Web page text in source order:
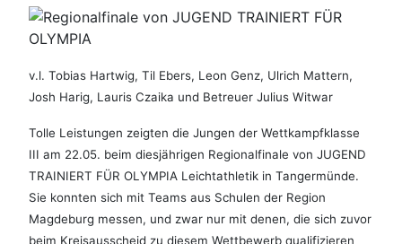
v.l. Tobias Hartwig, Til Ebers, Leon Genz, Ulrich Mattern,
Josh Harig, Lauris Czaika und Betreuer Julius Witwar
Tolle Leistungen zeigten die Jungen der Wettkampfklasse
III am 22.05. beim diesjährigen Regionalfinale von JUGEND
TRAINIERT FÜR OLYMPIA Leichtathletik in Tangermünde.
Sie konnten sich mit Teams aus Schulen der Region
Magdeburg messen, und zwar nur mit denen, die sich zuvor
beim Kreisausscheid zu diesem Wettbewerb qualifizieren